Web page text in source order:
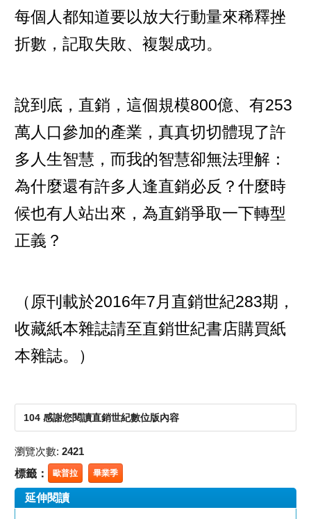
每個人都知道要以放大行動量來稀釋挫
折數，記取失敗、複製成功。
說到底，直銷，這個規模800億、有253
萬人口參加的產業，真真切切體現了許
多人生智慧，而我的智慧卻無法理解：
為什麼還有許多人逢直銷必反？什麼時
候也有人站出來，為直銷爭取一下轉型
正義？
（原刊載於2016年7月直銷世紀283期，
收藏紙本雜誌請至直銷世紀書店購買紙
本雜誌。）
104 感謝您閱讀直銷世紀數位版內容
瀏覽次數: 2421
標籤： 歐普拉 畢業季
延伸閱讀